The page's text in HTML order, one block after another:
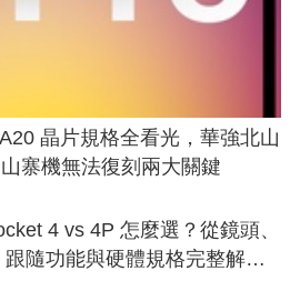
晶片規格全看光，華強北山
寨機無法復刻兩大關鍵
4 vs 4P 怎麼選？從鏡頭、
跟隨功能與硬體規格完整解